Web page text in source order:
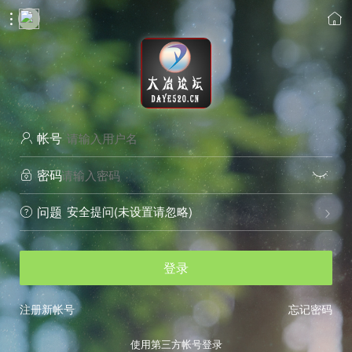
 
 帐号
 密码 
 问题 
安全提问(未设置请忽略)
登录
忘记密码
注册新帐号
使用第三方帐号登录